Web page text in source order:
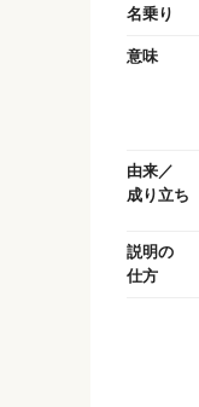
名乗り
意味
由来／
成り立ち
説明の
仕方